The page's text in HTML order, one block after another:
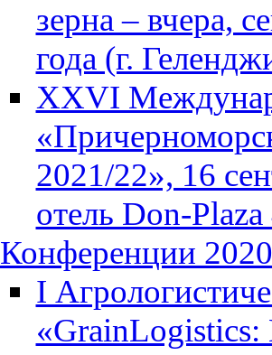
зерна – вчера,
года (г.
XXVI
2021/22», 16
отель Don-
Конференции 2020
I
«GrainLogistics: